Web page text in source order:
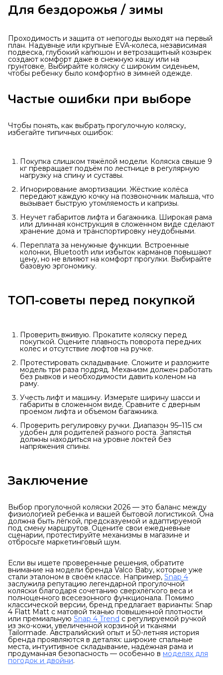
Для бездорожья / зимы
Проходимость и защита от непогоды выходят на первый
план. Надувные или крупные EVA-колеса, независимая
подвеска, глубокий капюшон и ветрозащитный козырек
создают комфорт даже в снежную кашу или на
грунтовке. Выбирайте коляску с широким сиденьем,
чтобы ребенку было комфортно в зимней одежде.
Частые ошибки при выборе
Чтобы понять, как выбрать прогулочную коляску,
избегайте типичных ошибок:
Покупка слишком тяжёлой модели. Коляска свыше 9
кг превращает подъём по лестнице в регулярную
нагрузку на спину и суставы.
Игнорирование амортизации. Жёсткие колёса
передают каждую кочку на позвоночник малыша, что
вызывает быструю утомляемость и капризы.
Неучет габаритов лифта и багажника. Широкая рама
или длинная конструкция в сложенном виде сделают
хранение дома и транспортировку неудобными.
Переплата за ненужные функции. Встроенные
колонки, Bluetooth или избыток карманов повышают
цену, но не влияют на комфорт прогулки. Выбирайте
базовую эргономику.
ТОП-советы перед покупкой
Проверить вживую. Прокатите коляску перед
покупкой. Оцените плавность поворота передних
колес и отсутствие люфтов на ручке.
Протестировать складывание. Сложите и разложите
модель три раза подряд. Механизм должен работать
без рывков и необходимости давить коленом на
раму.
Учесть лифт и машину. Измерьте ширину шасси и
габариты в сложенном виде. Сравните с дверным
проемом лифта и объемом багажника.
Проверить регулировку ручки. Диапазон 95–115 см
удобен для родителей разного роста. Запястья
должны находиться на уровне локтей без
напряжения спины.
Заключение
Выбор прогулочной коляски 2026 — это баланс между
физиологией ребенка и вашей бытовой логистикой. Она
должна быть лёгкой, предсказуемой и адаптируемой
под смену маршрутов. Оцените свои ежедневные
сценарии, протестируйте механизмы в магазине и
отбросьте маркетинговый шум.
Если вы ищете проверенные решения, обратите
внимание на модели бренда Valco Baby, которые уже
стали эталоном в своём классе. Например, Snap 4
заслужила репутацию легендарной прогулочной
коляски благодаря сочетанию сверхлёгкого веса и
полноценного всесезонного функционала. Помимо
классической версии, бренд предлагает варианты: Snap
4 Flatt Matt с матовой тканью повышенной плотности
или премиальную Snap 4 Trend с регулируемой ручкой
из эко-кожи, увеличенной корзиной и тканями
Tailormade. Австралийский опыт и 50-летняя история
бренда проявляются в деталях: широкие спальные
места, интуитивное складывание, надёжная рама и
продуманная безопасность — особенно в моделях для
погодок и двойни.